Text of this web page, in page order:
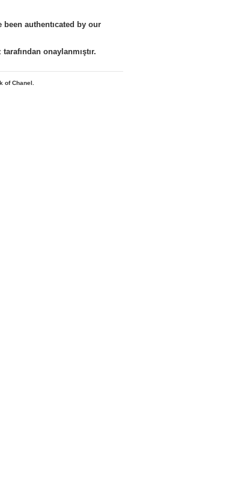
been authentıcated by our
onaylanmıştır.
of Chanel.